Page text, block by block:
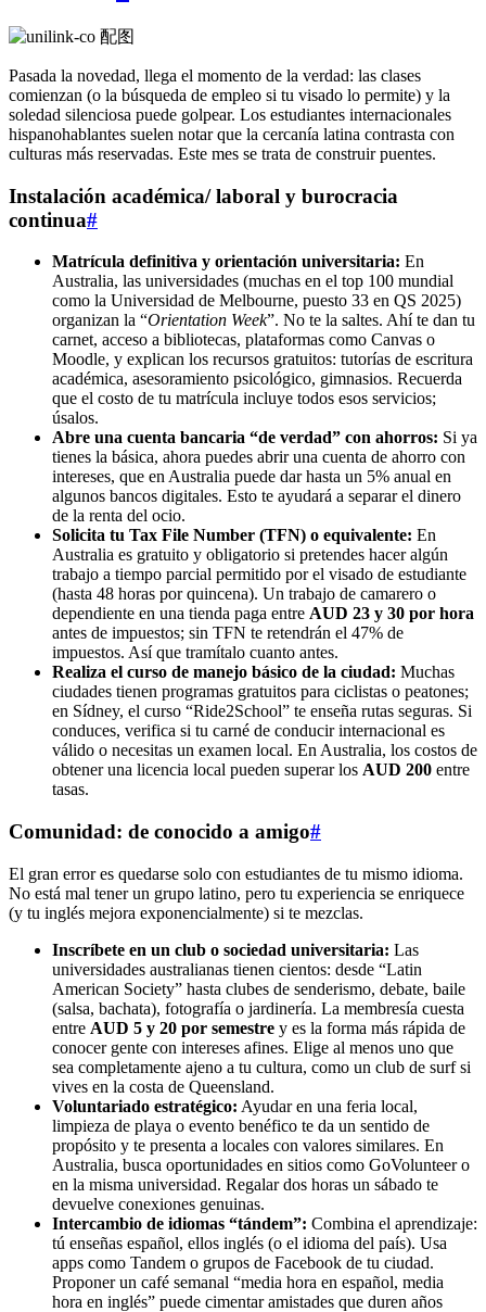
Pasada la novedad, llega el momento de la verdad: las clases
comienzan (o la búsqueda de empleo si tu visado lo permite) y la
soledad silenciosa puede golpear. Los estudiantes internacionales
hispanohablantes suelen notar que la cercanía latina contrasta con
culturas más reservadas. Este mes se trata de construir puentes.
Instalación académica/ laboral y burocracia
continua#
Matrícula definitiva y orientación universitaria: En
Australia, las universidades (muchas en el top 100 mundial
como la Universidad de Melbourne, puesto 33 en QS 2025)
organizan la “Orientation Week”. No te la saltes. Ahí te dan tu
carnet, acceso a bibliotecas, plataformas como Canvas o
Moodle, y explican los recursos gratuitos: tutorías de escritura
académica, asesoramiento psicológico, gimnasios. Recuerda
que el costo de tu matrícula incluye todos esos servicios;
úsalos.
Abre una cuenta bancaria “de verdad” con ahorros: Si ya
tienes la básica, ahora puedes abrir una cuenta de ahorro con
intereses, que en Australia puede dar hasta un 5% anual en
algunos bancos digitales. Esto te ayudará a separar el dinero
de la renta del ocio.
Solicita tu Tax File Number (TFN) o equivalente: En
Australia es gratuito y obligatorio si pretendes hacer algún
trabajo a tiempo parcial permitido por el visado de estudiante
(hasta 48 horas por quincena). Un trabajo de camarero o
dependiente en una tienda paga entre AUD 23 y 30 por hora
antes de impuestos; sin TFN te retendrán el 47% de
impuestos. Así que tramítalo cuanto antes.
Realiza el curso de manejo básico de la ciudad: Muchas
ciudades tienen programas gratuitos para ciclistas o peatones;
en Sídney, el curso “Ride2School” te enseña rutas seguras. Si
conduces, verifica si tu carné de conducir internacional es
válido o necesitas un examen local. En Australia, los costos de
obtener una licencia local pueden superar los AUD 200 entre
tasas.
Comunidad: de conocido a amigo#
El gran error es quedarse solo con estudiantes de tu mismo idioma.
No está mal tener un grupo latino, pero tu experiencia se enriquece
(y tu inglés mejora exponencialmente) si te mezclas.
Inscríbete en un club o sociedad universitaria: Las
universidades australianas tienen cientos: desde “Latin
American Society” hasta clubes de senderismo, debate, baile
(salsa, bachata), fotografía o jardinería. La membresía cuesta
entre AUD 5 y 20 por semestre y es la forma más rápida de
conocer gente con intereses afines. Elige al menos uno que
sea completamente ajeno a tu cultura, como un club de surf si
vives en la costa de Queensland.
Voluntariado estratégico: Ayudar en una feria local,
limpieza de playa o evento benéfico te da un sentido de
propósito y te presenta a locales con valores similares. En
Australia, busca oportunidades en sitios como GoVolunteer o
en la misma universidad. Regalar dos horas un sábado te
devuelve conexiones genuinas.
Intercambio de idiomas “tándem”: Combina el aprendizaje:
tú enseñas español, ellos inglés (o el idioma del país). Usa
apps como Tandem o grupos de Facebook de tu ciudad.
Proponer un café semanal “media hora en español, media
hora en inglés” puede cimentar amistades que duren años